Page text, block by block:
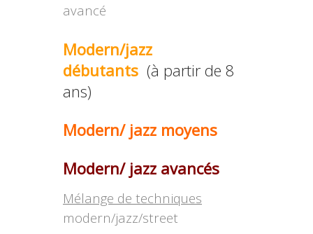
avancé
Modern/jazz
débutants (à partir de 8
ans)
Modern/ jazz moyens
Modern/ jazz avancés
Mélange de techniques
modern/jazz/street